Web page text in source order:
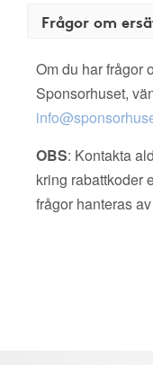
Frågor om
Om du har frågor
Sponsorhuset,
OBS: Kontakta
kring rabattkoder
frågor hanteras